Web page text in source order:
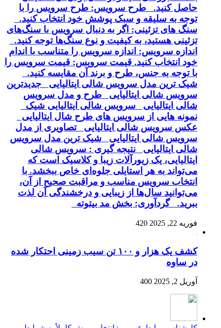
حاصل کنید. طرح سرویس: طرح سرویس را با
توجه به سلیقه و سبک پوشش خود انتخاب کنید.
سنگ های تزئینی: اگر به دنبال سرویس با سنگ‌های
تزئینی هستید، به کیفیت و نوع سنگ‌ها توجه کنید.
اندازه سرویس: اندازه سرویس را متناسب با اندام
خود انتخاب کنید. قیمت سرویس: قیمت سرویس را
با توجه به جنس، طرح و برند آن مقایسه کنید.
شیک ترین مدل سرویس شالی ایتالیایی جدیدترین
سرویس شالی ایتالیایی طرح و مدل سرویس
شالی ایتالیایی سرویس شالی ایتالیایی شیک
نمونه هایی از سرویس های طرح شال ایتالیایی
عکس سرویس شالی ایتالیایی تصاویری از مدل
سرویس شالی ایتالیایی شیک ترین مدل سرویس
شالی ایتالیایی نتیجه گیری : سرویس شالی
ایتالیایی، یک زیورآلات زیبا و کلاسیک است که
می‌تواند به هر استایلی جلوه‌ای خاص ببخشد. با
انتخاب سرویس مناسب و مراقبت صحیح از آن،
می‌توانید سال‌ها از زیبایی و درخشندگی آن لذت
ببرید. گردآوری: بخش مد بیتوته
فوریه 22, 2025 420
کشف یک هزار و ۱۰۰ تن سیب زمینی احتکار شده
در ساوه
آوریل 2, 2025 400